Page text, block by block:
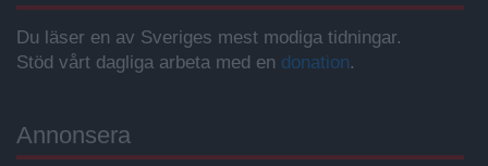
Du läser en av Sveriges mest modiga tidningar.
Stöd vårt dagliga arbeta med en donation.
Annonsera